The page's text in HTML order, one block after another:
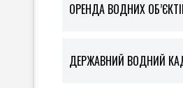
ОРЕНДА ВОДНИХ
ДЕРЖАВНИЙ ВОДНИЙ